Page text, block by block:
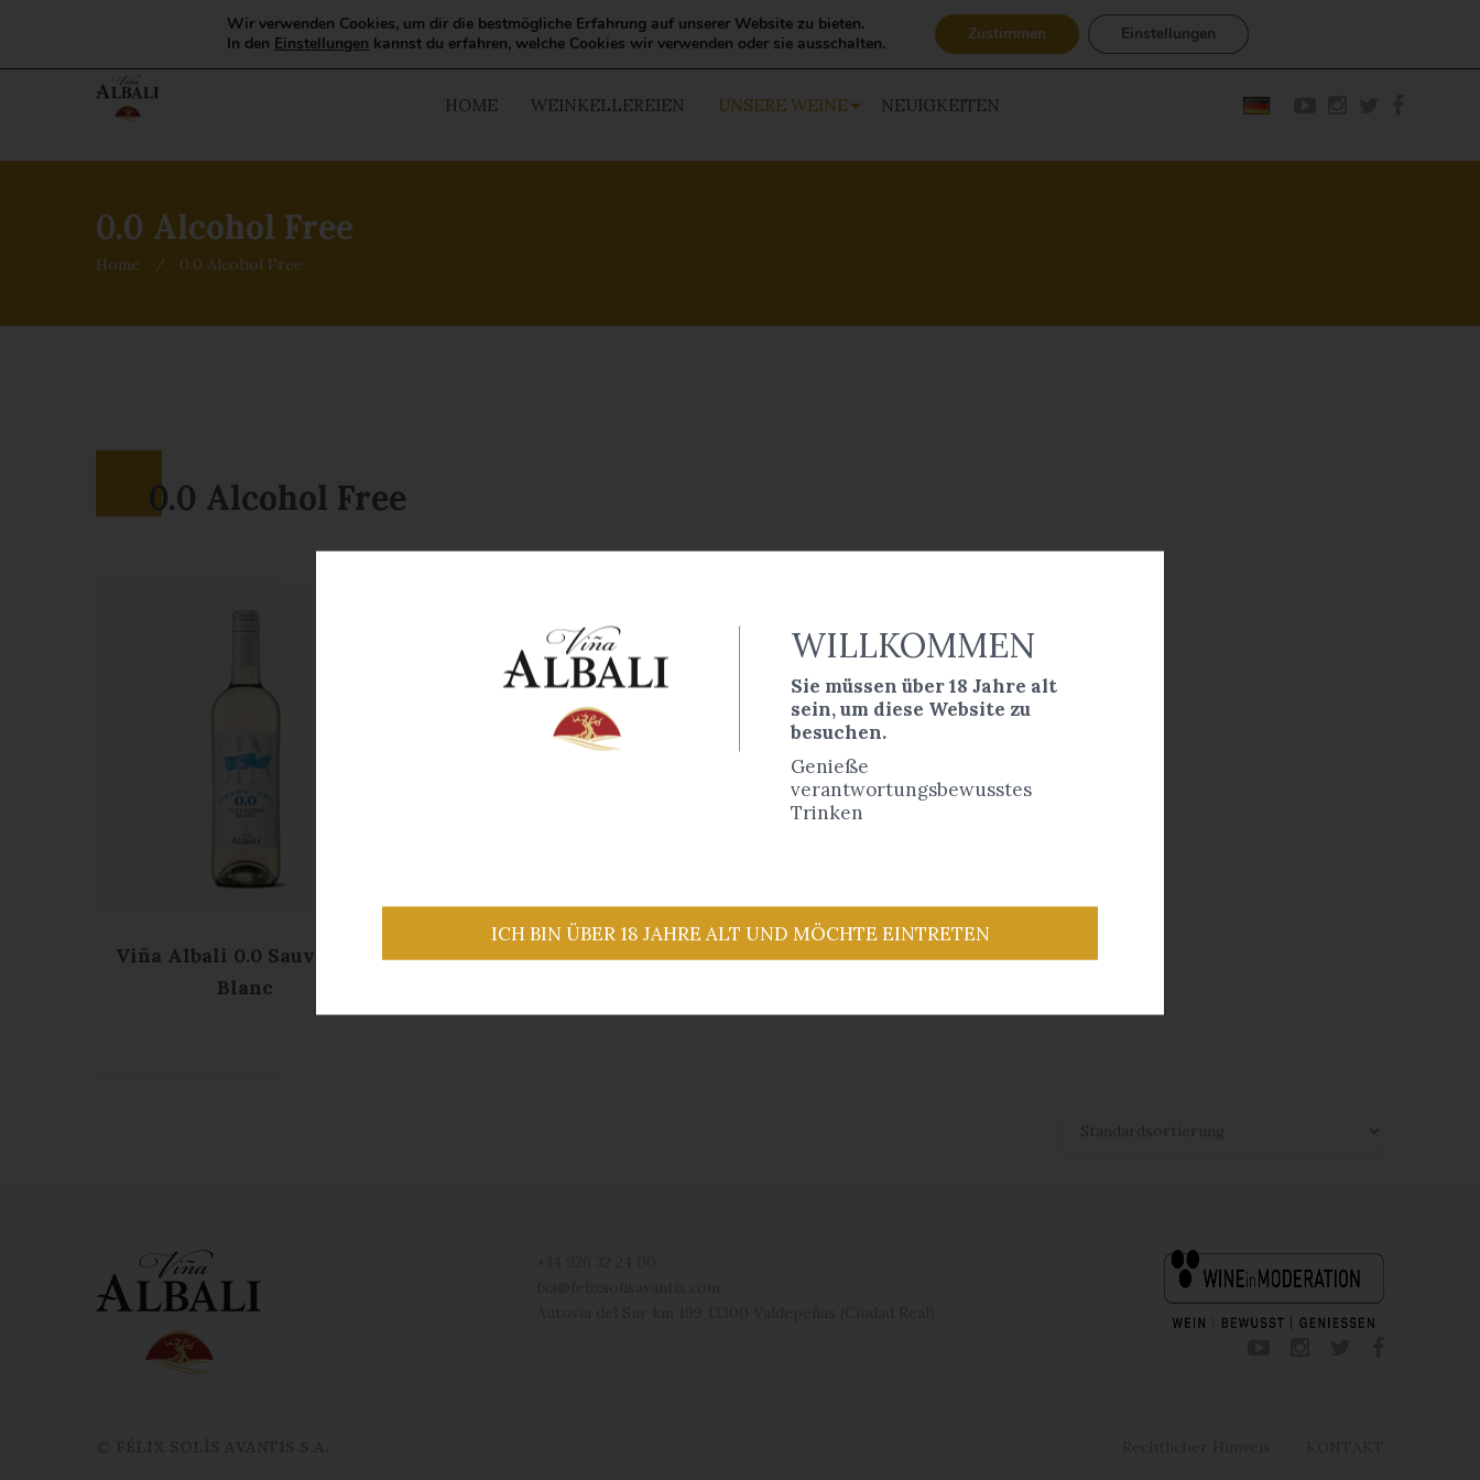
HOME WEINKELLEREIEN UNSERE WEINE NEUIGKEITEN
0.0 Alcohol Free
Home / 0.0 Alcohol Free
0.0 Alcohol Free
Viña Albali 0.0 Sauvignon
Blanc
Viña Albali 0.0 Cabernet
Viña Albali 0.0 Sparkling
Wir verwenden Cookies, um dir die bestmögliche Erfahrung auf unserer Website zu bieten.
In den Einstellungen kannst du erfahren, welche Cookies wir verwenden oder sie ausschalten. Zustimmen Einstellungen
WILLKOMMEN
Sie müssen über 18 Jahre alt
sein, um diese Website zu
besuchen.
Genieße
verantwortungsbewusstes
Trinken
ICH BIN ÜBER 18 JAHRE ALT UND MÖCHTE EINTRETEN